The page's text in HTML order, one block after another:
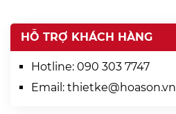
HỖ TRỢ KHÁCH HÀNG
Hotline: 090 303 7747
Email: thietke@hoason.vn